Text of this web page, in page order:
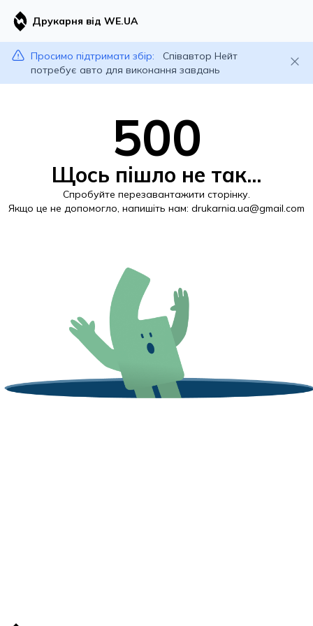
Друкарня від WE.UA
Просимо підтримати збір:
Співавтор Нейт
потребує авто для виконання завдань
500
Щось пішло не так...
Спробуйте перезавантажити сторінку.
Якщо це не допомогло, напишіть нам: drukarnia.ua@gmail.com